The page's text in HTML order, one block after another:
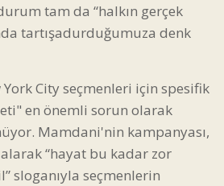
tam da “halkın gerçek
tartışadurduğumuza denk
City seçmenleri için spesifik
en önemli sorun olarak
Mamdani'nin kampanyası,
alarak “hayat bu kadar zor
sloganıyla seçmenlerin